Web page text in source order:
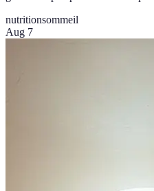
nutritionsommeil
Aug 7